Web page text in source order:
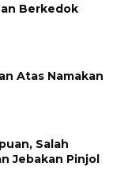
Berkedok
Atas Namakan
Salah
Jebakan Pinjol